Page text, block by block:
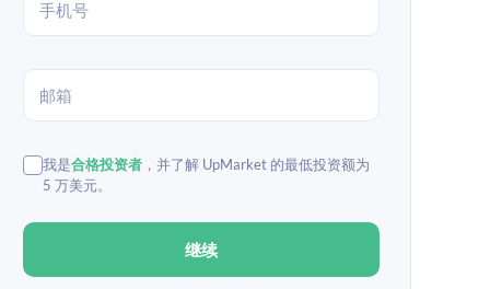
我是合格投资者 ，并了解 UpMarket 的最低投资额为
5 万美元。
继续